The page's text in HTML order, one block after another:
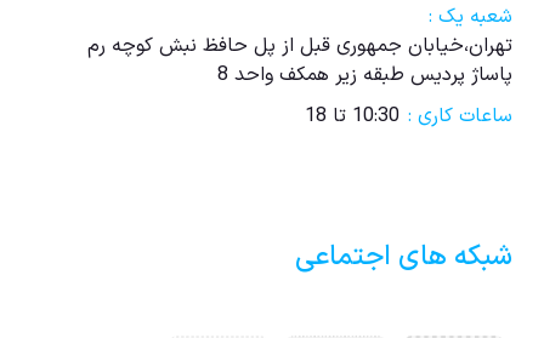
شعبه یک :
تهران،خیابان جمهوری قبل از پل حافظ نبش کوچه رم
پاساژ پردیس طبقه زیر همکف واحد 8
ساعات کاری : 10:30 تا 18
شبکه های اجتماعی